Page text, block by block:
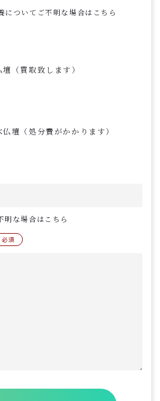
についてご不明な場合はこちら
壇（買取致します）
仏壇（処分費がかかります）
明な場合はこちら
必須